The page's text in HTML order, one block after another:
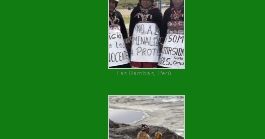
Las Bambas, Perú